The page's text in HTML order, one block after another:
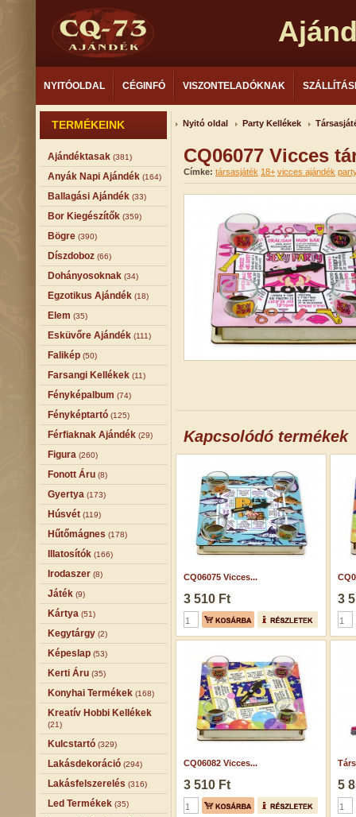
NYITÓOLDAL CÉGINFÓ VISZONTELADÓKNAK
TERMÉKEINK
Ajándéktasak (381)
Anyák Napi Ajándék (164)
Ballagási Ajándék (33)
Bor Kiegészítők (359)
Bögre (390)
Díszdoboz (66)
Dohányosoknak (34)
Egzotikus Ajándék (18)
Elem (35)
Esküvőre Ajándék (111)
Falikép (50)
Farsangi Kellékek (11)
Fényképalbum (74)
Fényképtartó (125)
Férfiaknak Ajándék (29)
Figura (260)
Fonott Áru (8)
Gyertya (173)
Húsvét (119)
Hűtőmágnes (178)
Illatosítók (166)
Irodaszer (8)
Játék (9)
Kártya (51)
Kegytárgy (2)
Képeslap (53)
Kerti Áru (35)
Konyhai Termékek (168)
Kreatív Hobbi Kellékek
(21)
Kulcstartó (329)
Lakásdekoráció (294)
Lakásfelszerelés (316)
Led Termékek (35)
Nyitó oldal Party Kellékek
CQ06077 Vicces
Címke: társasjáték 18+ vicces ajándék
Kapcsolódó termékek
CQ06075 Vicces...
3 510 Ft 3
CQ06082 Vicces...
3 510 Ft 5